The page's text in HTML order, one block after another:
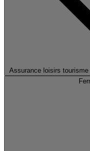
Assurance loisirs tourisme